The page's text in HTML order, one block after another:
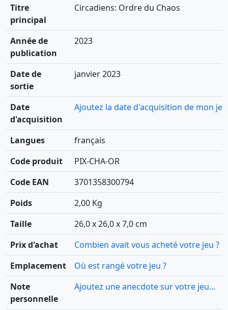
Titre
principal
Circadiens: Ordre du Chaos
Année de
publication
2023
Date de
sortie
janvier 2023
Date
d'acquisition
Ajoutez la date d'acquisition de mon jeu
Langues
français
Code produit
PIX-CHA-OR
Code EAN
3701358300794
Poids
2,00 Kg
Taille
26,0 x 26,0 x 7,0 cm
Prix d'achat
Combien avait vous acheté votre jeu ?
Emplacement
Où est rangé votre jeu ?
Note
personnelle
Ajoutez une anecdote sur votre jeu...